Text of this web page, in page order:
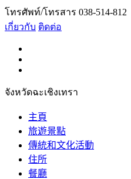
โทรศัพท์/โทรสาร 038-514-812
เกี่ยวกับ ติดต่อ
จังหวัดฉะเชิงเทรา
主頁
旅遊景點
傳統和文化活動
住所
餐廳